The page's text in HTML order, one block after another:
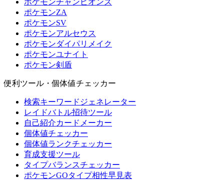
ポケモンチャンピオンズ
ポケモンZA
ポケモンSV
ポケモンアルセウス
ポケモンダイパリメイク
ポケモンユナイト
ポケモン剣盾
便利ツール・個体値チェッカー
検索キーワードジェネレーター
レイドバトル招待ツール
自己紹介カードメーカー
個体値チェッカー
個体値ランクチェッカー
育成支援ツール
タイプバランスチェッカー
ポケモンGOタイプ相性早見表